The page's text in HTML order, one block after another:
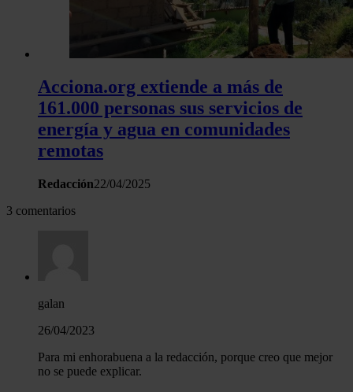
Acciona.org extiende a más de
161.000 personas sus servicios de
energía y agua en comunidades
remotas
Redacción22/04/2025
3 comentarios
galan
26/04/2023
Para mi enhorabuena a la redacción, porque creo que mejor
no se puede explicar.